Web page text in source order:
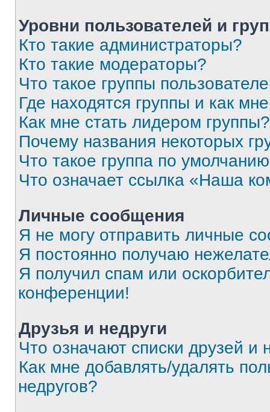
Уровни пользователей и
Кто такие администраторы?
Кто такие модераторы?
Что такое группы
Где находятся группы и как
Как мне стать лидером группы?
Почему названия некоторых
Что такое группа по
Что означает ссылка «Наша
Личные сообщения
Я не могу отправить личные
Я постоянно получаю
Я получил спам или
конференции!
Друзья и недруги
Что означают списки друзей и
Как мне добавлять/удалять
недругов?